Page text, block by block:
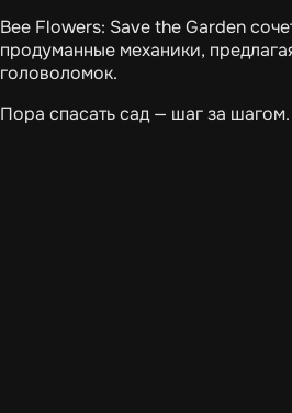
Bee Flowers: Save the Garden
продуманные механики,
головоломок.
Пора спасать сад — шаг за шагом.